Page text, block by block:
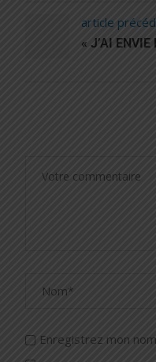
article
« J’AI
Enregistrez mon